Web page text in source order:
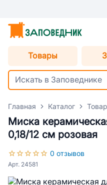
Товары
Главная Каталог
Миска
0,18/12 см розовая
0 отзывов
Арт. 24581